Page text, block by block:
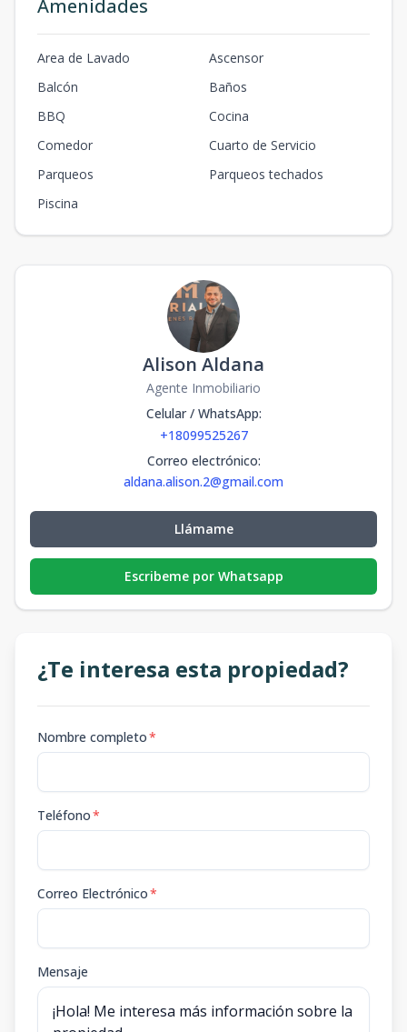
Amenidades
Area de Lavado
Ascensor
Balcón
Baños
BBQ
Cocina
Comedor
Cuarto de Servicio
Parqueos
Parqueos techados
Piscina
Alison Aldana
Agente Inmobiliario
Celular / WhatsApp:
+18099525267
Correo electrónico:
aldana.alison.2@gmail.com
Llámame
Escribeme por Whatsapp
¿Te interesa esta propiedad?
Nombre completo*
Teléfono*
Correo Electrónico*
Mensaje